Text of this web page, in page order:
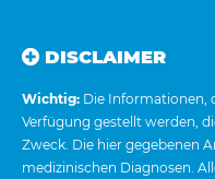
DISCLAIMER
Wichtig: Die Informationen,
Verfügung gestellt werden,
Zweck. Die hier gegebenen
medizinischen Diagnosen.